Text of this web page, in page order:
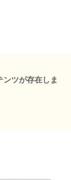
ンツが存在しま